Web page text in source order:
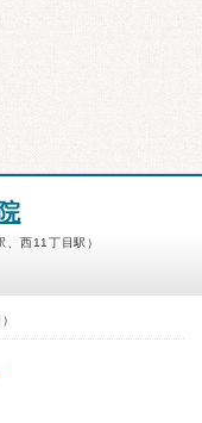
西11丁目駅）